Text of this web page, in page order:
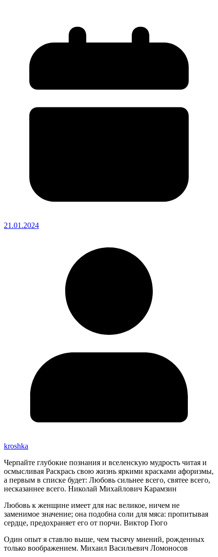
21.01.2024
kroshka
Черпайте глубокие познания и вселенскую мудрость читая и
осмысливая Раскрась свою жизнь яркими красками афоризмы,
а первым в списке будет: Любовь сильнее всего, святее всего,
несказаннее всего. Николай Михайлович Карамзин
Любовь к женщине имеет для нас великое, ничем не
заменимое значение; она подобна соли для мяса: пропитывая
сердце, предохраняет его от порчи. Виктор Гюго
Один опыт я ставлю выше, чем тысячу мнений, рожденных
только воображением. Михаил Васильевич Ломоносов